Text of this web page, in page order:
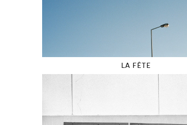
LA FÊTE